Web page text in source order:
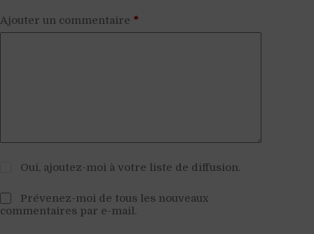
Ajouter un commentaire *
Oui, ajoutez-moi à votre liste de diffusion.
Prévenez-moi de tous les nouveaux
commentaires par e-mail.